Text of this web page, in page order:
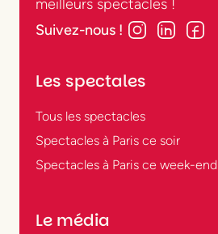
meilleurs spectacles !
Suivez-nous !
Les spectales
Tous les spectacles
Spectacles à Paris ce soir
Spectacles à Paris ce week-end
Le média